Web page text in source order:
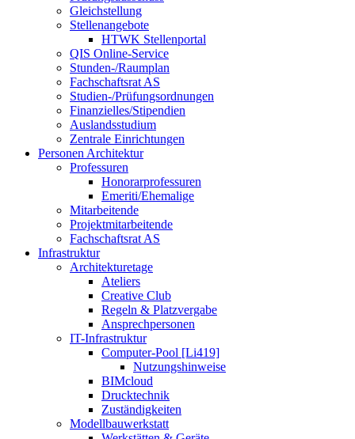
Gleichstellung
Stellenangebote
HTWK Stellenportal
QIS Online-Service
Stunden-/Raumplan
Fachschaftsrat AS
Studien-/Prüfungsordnungen
Finanzielles/Stipendien
Auslandsstudium
Zentrale Einrichtungen
Personen Architektur
Professuren
Honorarprofessuren
Emeriti/Ehemalige
Mitarbeitende
Projektmitarbeitende
Fachschaftsrat AS
Infrastruktur
Architekturetage
Ateliers
Creative Club
Regeln & Platzvergabe
Ansprechpersonen
IT-Infrastruktur
Computer-Pool [Li419]
Nutzungshinweise
BIMcloud
Drucktechnik
Zuständigkeiten
Modellbauwerkstatt